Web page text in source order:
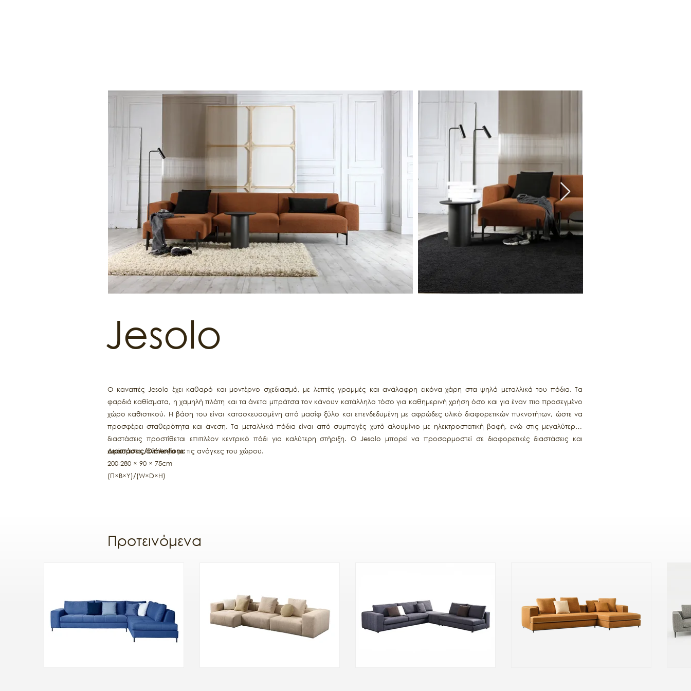
Jesolo
Ο καναπές Jesolo έχει καθαρό και μοντέρνο σχεδιασμό, με λεπτές γραμμές και ανάλαφρη εικόνα χάρη στα ψηλά μεταλλικά του πόδια. Τα
φαρδιά καθίσματα, η χαμηλή πλάτη και τα άνετα μπράτσα τον κάνουν κατάλληλο τόσο για καθημερινή χρήση όσο και για έναν πιο προσεγμένο
χώρο καθιστικού. Η βάση του είναι κατασκευασμένη από μασίφ ξύλο και επενδεδυμένη με αφρώδες υλικό διαφορετικών πυκνοτήτων, ώστε να
προσφέρει σταθερότητα και άνεση. Τα μεταλλικά πόδια είναι από συμπαγές χυτό αλουμίνιο με ηλεκτροστατική βαφή, ενώ στις μεγαλύτερες
διαστάσεις προστίθεται επιπλέον κεντρικό πόδι για καλύτερη στήριξη. Ο Jesolo μπορεί να προσαρμοστεί σε διαφορετικές διαστάσεις και
υφάσματα, ανάλογα με τις ανάγκες του χώρου.
Διαστάσεις/Dimentions:
200-280 × 90 × 75cm
(Π×Β×Υ)/(W×D×H)
Προτεινόμενα